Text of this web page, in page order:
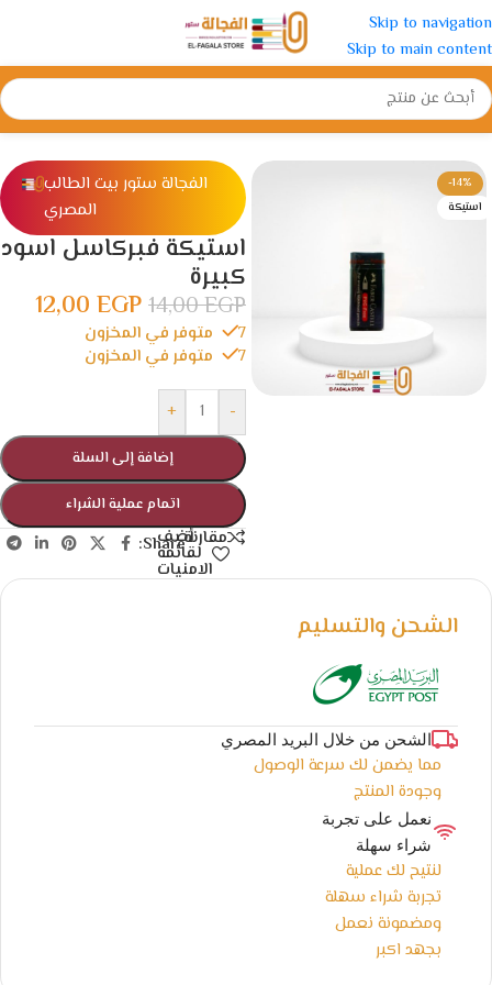
Skip to navigation
Skip to main content
الرئيسية/ادوات مدرسية/استيكة و برايه
-14%
استيكة
الفجالة ستور بيت الطالب
المصري
استيكة فبركاسل اسود
كبيرة
14,00EGP
12,00 EGP
7 متوفر في المخزون
7 متوفر في المخزون
-
+
إضافة إلى السلة
اتمام عملية الشراء
مقارنةأضف
لقائمة
الامنيات
Share:
الشحن والتسليم
الشحن من خلال البريد المصري
مما يضمن لك سرعة الوصول
وجودة المنتج
نعمل على تجربة
شراء سهلة
لنتيح لك عملية
تجربة شراء سهلة
ومضمونة نعمل
بجهد اكبر